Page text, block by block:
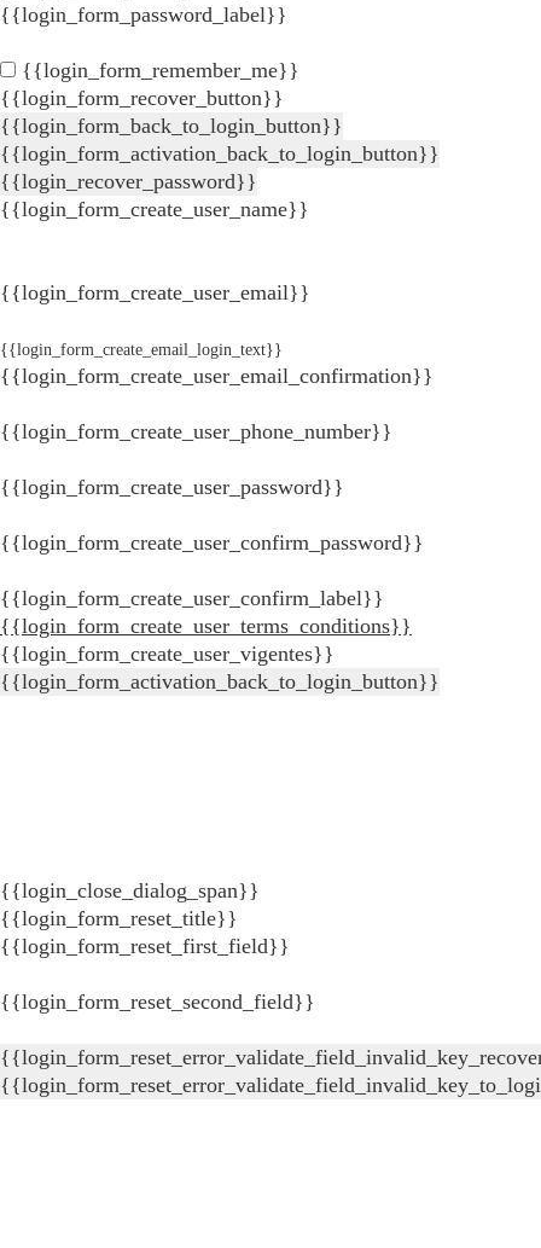
{{login_form_password_label}}
{{login_form_remember_me}}
{{login_form_recover_button}}
{{login_form_back_to_login_button}}
{{login_form_activation_back_to_login_button}}
{{login_recover_password}}
{{login_form_create_user_name}}
{{login_form_create_user_email}}
{{login_form_create_email_login_text}}
{{login_form_create_user_email_confirmation}}
{{login_form_create_user_phone_number}}
{{login_form_create_user_password}}
{{login_form_create_user_confirm_password}}
{{login_form_create_user_confirm_label}}
{{login_form_create_user_terms_conditions}}
{{login_form_create_user_vigentes}}
{{login_form_activation_back_to_login_button}}
{{login_close_dialog_span}}
{{login_form_reset_title}}
{{login_form_reset_first_field}}
{{login_form_reset_second_field}}